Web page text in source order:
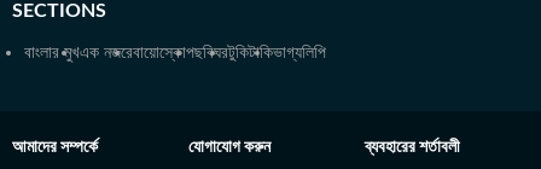
SECTIONS
বাংলার মুখএক নজরেবায়োস্কোপছবিঘরটুকিটাকিভাগ্যলিপি
আমাদের সম্পর্কে যোগাযোগ করুন ব্যবহারের শর্তাবলী